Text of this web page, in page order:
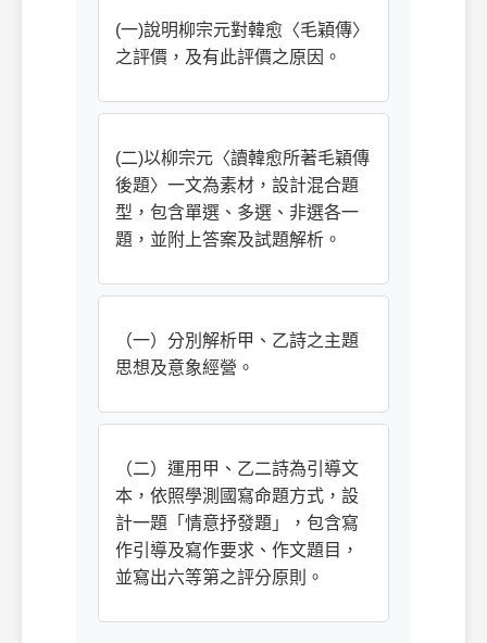
(一)說明柳宗元對韓愈〈毛穎傳〉
之評價，及有此評價之原因。
(二)以柳宗元〈讀韓愈所著毛穎傳
後題〉一文為素材，設計混合題
型，包含單選、多選、非選各一
題，並附上答案及試題解析。
（一）分別解析甲、乙詩之主題
思想及意象經營。
（二）運用甲、乙二詩為引導文
本，依照學測國寫命題方式，設
計一題「情意抒發題」，包含寫
作引導及寫作要求、作文題目，
並寫出六等第之評分原則。